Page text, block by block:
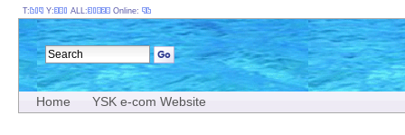
Home YSK e-com Website
T: Y: ALL: Online: